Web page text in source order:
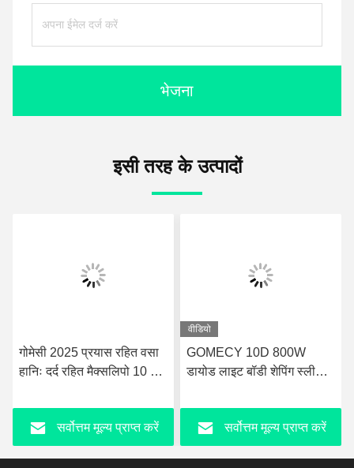
भेजना
इसी तरह के उत्पादों
रहित वसा
मैक्सलिपो 10 डी
मूल्य प्राप्त करें
GOMECY 10D 800W
डायोड लाइट बॉडी शेपिंग स्लीमिंग
उत्तेजना उपकरण गैर स्पर्श 7
टेस्ला Hiemtसर्वोत्तम मूल्य प्राप्त करें
वजन घटाने लिपो
डायोड लेजर